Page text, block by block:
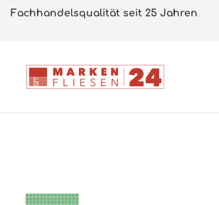
Fachhandelsqualität seit 25 Jahren